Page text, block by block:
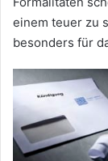
einem teuer zu
besonders für